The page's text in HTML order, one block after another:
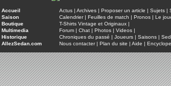
Accueil Actus | Archives | Proposer un article | Sujets |
Saison
Calendrier| Feuilles de match | Pronos | Le
Boutique
T-Shirts Vintage et Originaux |
Multimedia
Forum | Chat | Photos | Videos |
Historique
Chroniques du passé | Joueurs | Saisons |
AllezSedan.com
Nous contacter| Plan du site | Aide |